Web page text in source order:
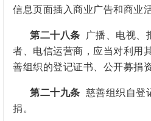
信息页面插入商业广告和商业
第二十八条 广播、电视、
者、电信运营商，应当对利用
善组织的登记证书、公开募捐
第二十九条 慈善组织自登
捐。